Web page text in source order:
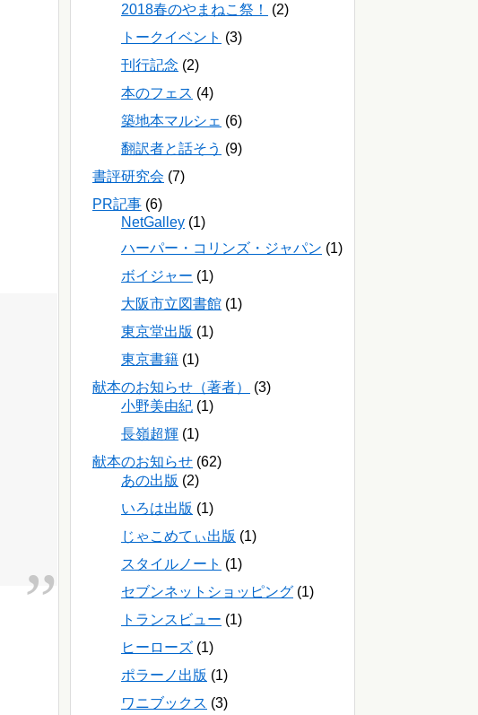
2018春のやまねこ祭！
(2)
トークイベント (3)
刊行記念 (2)
本のフェス (4)
築地本マルシェ (6)
翻訳者と話そう (9)
書評研究会 (7)
PR記事 (6)
NetGalley (1)
ハーパー・コリンズ・ジャパン (1)
ボイジャー (1)
大阪市立図書館 (1)
東京堂出版 (1)
東京書籍 (1)
献本のお知らせ（著者）
(3)
小野美由紀 (1)
長嶺超輝 (1)
献本のお知らせ (62)
あの出版 (2)
いろは出版 (1)
じゃこめてぃ出版 (1)
スタイルノート (1)
セブンネットショッピング (1)
トランスビュー (1)
ヒーローズ (1)
ポラーノ出版 (1)
ワニブックス (3)